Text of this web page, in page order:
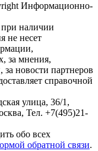
Информационно-
наличии
не несет
за мнения,
новости партнеров
справочной
улица, 36/1 ,
Тел. +7(495)21-
обо всех
обратной связи.